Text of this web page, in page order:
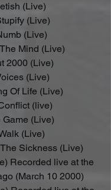
(Live)
(Live)
(Live)
The Mind (Live)
2000 (Live)
(Live)
Of Life (Live)
(live)
Game (Live)
(Live)
The Sickness (Live)
(March 10 2000)